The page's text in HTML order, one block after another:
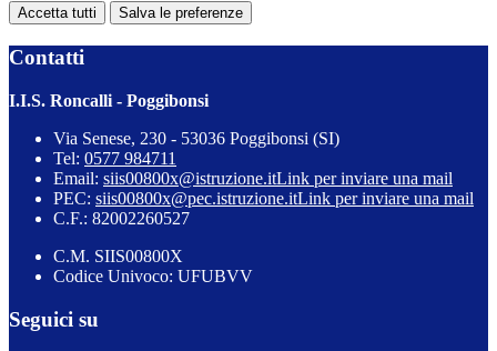
Accetta tutti Salva le preferenze
Contatti
I.I.S. Roncalli - Poggibonsi
Via Senese, 230 - 53036 Poggibonsi (SI)
Tel: 0577 984711
Email: siis00800x@istruzione.itLink per inviare una mail
PEC: siis00800x@pec.istruzione.itLink per inviare una mail
C.F.: 82002260527
C.M. SIIS00800X
Codice Univoco: UFUBVV
Seguici su